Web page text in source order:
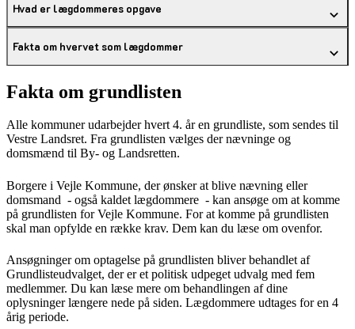
Hvad er lægdommeres opgave
Fakta om hvervet som lægdommer
Fakta om grundlisten
Alle kommuner udarbejder hvert 4. år en grundliste, som sendes til
Vestre Landsret. Fra grundlisten vælges der nævninge og
domsmænd til By- og Landsretten.
Borgere i Vejle Kommune, der ønsker at blive nævning eller
domsmand - også kaldet lægdommere - kan ansøge om at komme
på grundlisten for Vejle Kommune. For at komme på grundlisten
skal man opfylde en række krav. Dem kan du læse om ovenfor.
Ansøgninger om optagelse på grundlisten bliver behandlet af
Grundlisteudvalget, der er et politisk udpeget udvalg med fem
medlemmer. Du kan læse mere om behandlingen af dine
oplysninger længere nede på siden. Lægdommere udtages for en 4
årig periode.